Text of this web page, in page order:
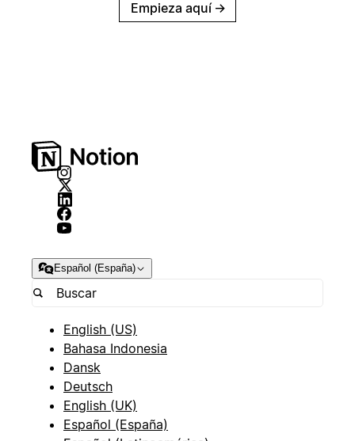
Empieza aquí →
Español (España)
English (US)
Bahasa Indonesia
Dansk
Deutsch
English (UK)
Español (España)